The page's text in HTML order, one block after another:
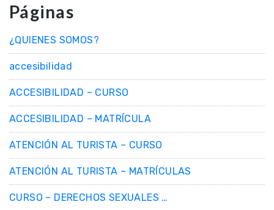
Páginas
¿QUIENES SOMOS?
accesibilidad
ACCESIBILIDAD – CURSO
ACCESIBILIDAD – MATRÍCULA
ATENCIÓN AL TURISTA – CURSO
ATENCIÓN AL TURISTA – MATRÍCULAS
CURSO – DERECHOS SEXUALES …